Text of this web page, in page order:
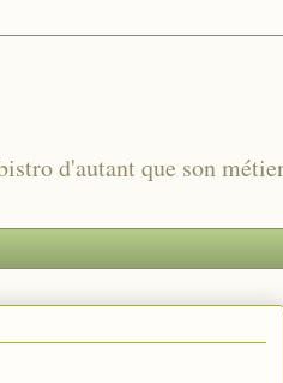
d'autant que son